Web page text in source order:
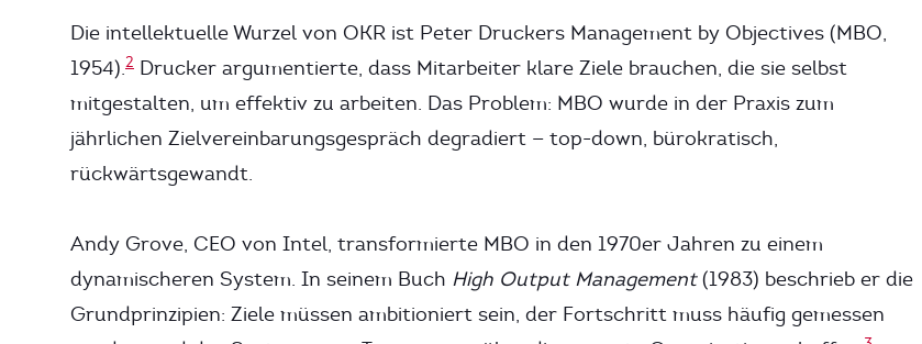
Die intellektuelle Wurzel von OKR ist Peter Druckers Management by Objectives (MBO,
1954).2 Drucker argumentierte, dass Mitarbeiter klare Ziele brauchen, die sie selbst
mitgestalten, um effektiv zu arbeiten. Das Problem: MBO wurde in der Praxis zum
jährlichen Zielvereinbarungsgespräch degradiert — top-down, bürokratisch,
rückwärtsgewandt.
Andy Grove, CEO von Intel, transformierte MBO in den 1970er Jahren zu einem
dynamischeren System. In seinem Buch High Output Management(1983) beschrieb er die
Grundprinzipien: Ziele müssen ambitioniert sein, der Fortschritt muss häufig gemessen